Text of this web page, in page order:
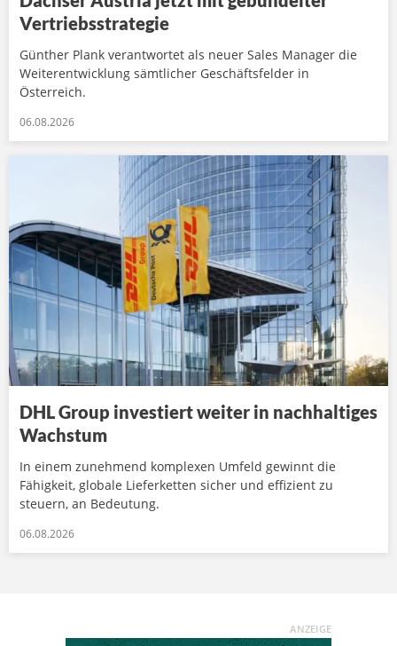
Vertriebsstrategie
Günther Plank verantwortet als neuer Sales Manager die
Weiterentwicklung sämtlicher Geschäftsfelder in
Österreich.
06.08.2026
DHL Group investiert weiter in nachhaltiges
Wachstum
In einem zunehmend komplexen Umfeld gewinnt die
Fähigkeit, globale Lieferketten sicher und effizient zu
steuern, an Bedeutung.
06.08.2026
ANZEIGE